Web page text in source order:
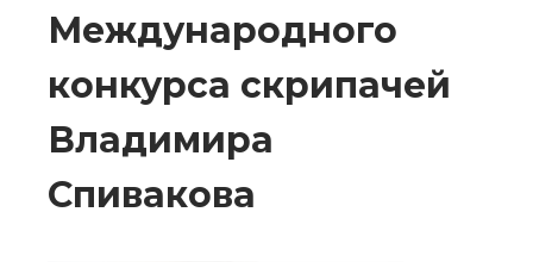
Международного
конкурса скрипачей
Владимира
Спивакова